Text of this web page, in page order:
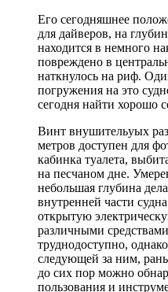
Его сегодняшнее
для дайверов, на
находится в немного
повреждено в
наткнулось на риф.
погружения на это
сегодня найти хорошо
Винт внушительyых
метров доступен для
кабинка туалета,
на песчаном дне.
небольшая глубина
внутренней части
открытую
различными
труднодоступно,
следующей за ним,
до сих пор можно
пользования и